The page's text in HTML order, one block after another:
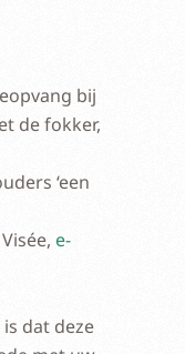
bij
de fokker,
‘een
e-
dat deze